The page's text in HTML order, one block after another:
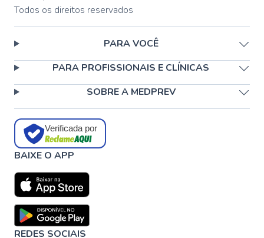
Todos os direitos reservados
PARA VOCÊ
PARA PROFISSIONAIS E CLÍNICAS
SOBRE A MEDPREV
Verificada por
BAIXE O APP
REDES SOCIAIS